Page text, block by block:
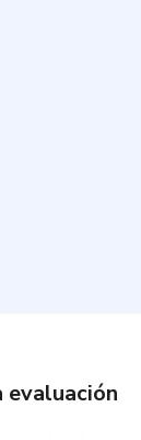
evaluación